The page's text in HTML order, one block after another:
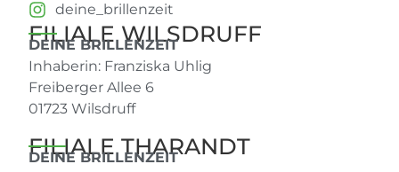
deine_brillenzeit
FILIALE WILSDRUFF
DEINE BRILLENZEIT
Inhaberin: Franziska Uhlig
Freiberger Allee 6
01723 Wilsdruff
FILIALE THARANDT
DEINE BRILLENZEIT